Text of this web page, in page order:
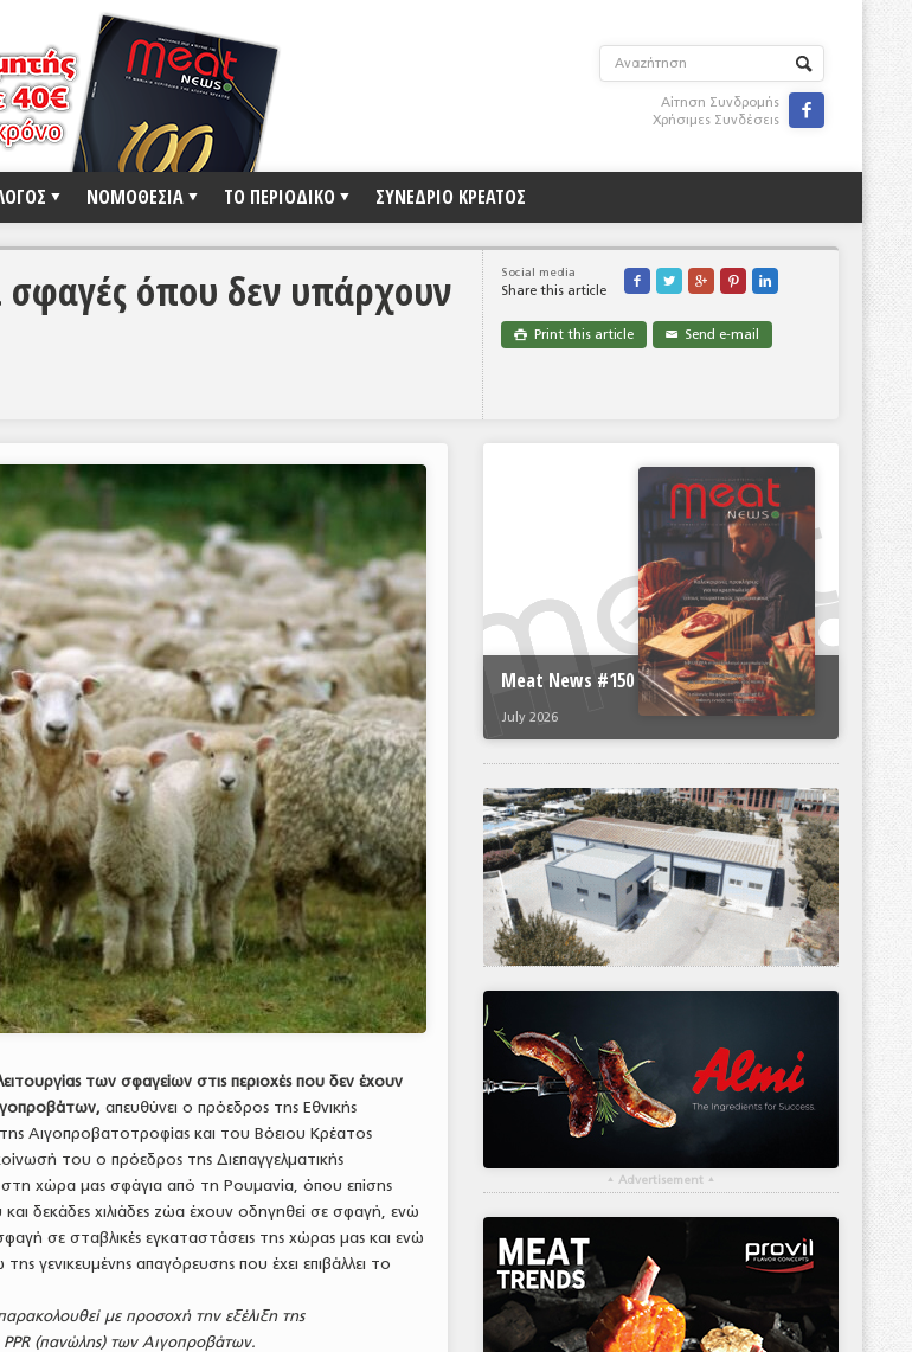
Αίτηση Συνδρομής
Χρήσιμες Συνδέσεις

ΝΟΜΟΘΕΣΙΑ ΤΟ ΠΕΡΙΟΔΙΚΟ ΣΥΝΕΔΡΙΟ ΚΡΕΑΤΟΣ
Social media
Share this article
    
 Print this article ✉ Send e-mail
όπου δεν υπάρχουν
των σφαγείων στις περιοχές που δεν έχουν
απευθύνει ο πρόεδρος της Εθνικής
Αιγοπροβατοτροφίας και του Βόειου Κρέατος
του ο πρόεδρος της Διεπαγγελματικής
στη χώρα μας σφάγια από τη Ρουμανία, όπου επίσης
δεκάδες χιλιάδες ζώα έχουν οδηγηθεί σε σφαγή, ενώ
σε σταβλικές εγκαταστάσεις της χώρας μας και ενώ
γενικευμένης απαγόρευσης που έχει επιβάλλει το
με προσοχή την εξέλιξη της
(πανώλης) των Αιγοπροβάτων.
Meat News #150
July 2026
▴ Advertisement ▴